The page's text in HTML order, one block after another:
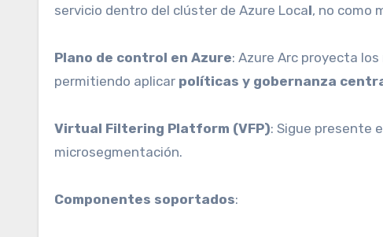
servicio dentro del clúster de Azure Local, no como
Plano de control en Azure: Azure Arc proyecta los
permitiendo aplicar políticas y gobernanza
Virtual Filtering Platform (VFP): Sigue presente
microsegmentación.
Componentes soportados: